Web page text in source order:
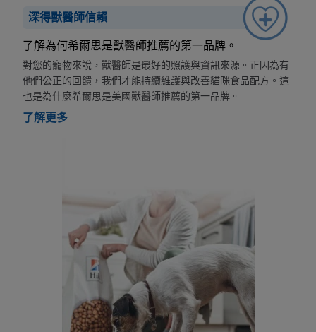
深得獸醫師信賴
了解為何希爾思是獸醫師推薦的第一品牌。
對您的寵物來說，獸醫師是最好的照護與資訊來源。正因為有
他們公正的回饋，我們才能持續維護與改善貓咪食品配方。這
也是為什麼希爾思是美國獸醫師推薦的第一品牌。
了解更多